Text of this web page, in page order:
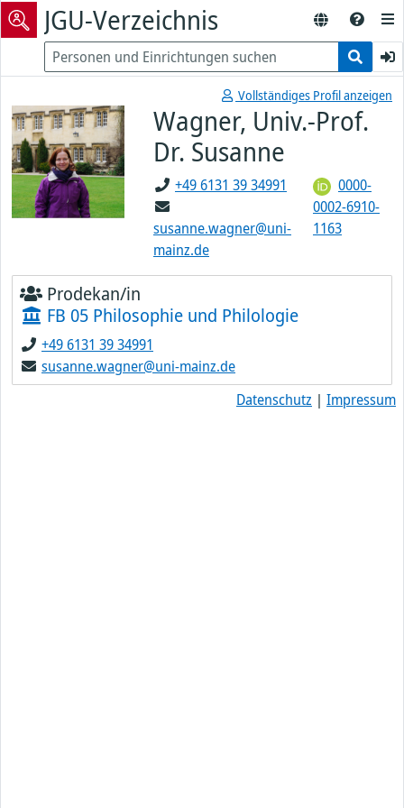
JGU-Verzeichnis
Vollständiges Profil anzeigen
Wagner, Univ.-Prof.
Dr. Susanne
+49 6131 39 34991
susanne.wagner@uni-
mainz.de
0000-
0002-6910-
1163
Prodekan/in
FB 05 Philosophie und Philologie
+49 6131 39 34991
susanne.wagner@uni-mainz.de
Datenschutz | Impressum